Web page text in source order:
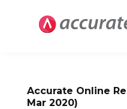
Accurate Online
Mar 2020)